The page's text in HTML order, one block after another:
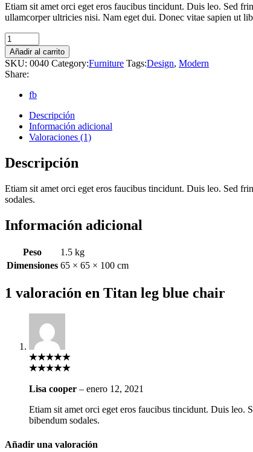
Etiam sit amet orci eget eros faucibus tincidunt. Duis leo. Sed
ullamcorper ultricies nisi. Nam eget dui. Donec vitae sapien ut
Añadir al carrito
SKU: 0040 Category:Furniture Tags:Design, Modern
Share:
fb
Descripción
Información adicional
Valoraciones (1)
Descripción
Etiam sit amet orci eget eros faucibus tincidunt. Duis leo. Sed
sodales.
Información adicional
Peso
1.5 kg
Dimensiones 65 × 65 × 100 cm
1 valoración en Titan leg blue chair
Lisa cooper – enero 12, 2021
Etiam sit amet orci eget eros faucibus tincidunt. Duis leo.
bibendum sodales.
Añadir una valoración